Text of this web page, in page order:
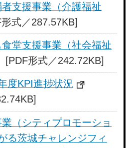
支援事業（介護福祉
式／287.57KB]
堂支援事業（社会福祉
[PDF形式／242.72KB]
度KPI進捗状況
（シティプロモーショ
る茨城チャレンジフィ